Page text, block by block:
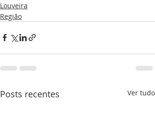
Louveira
Região
Posts recentes Ver tudo